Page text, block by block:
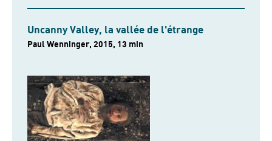
Uncanny Valley, la vallée de l'étrange
Paul Wenninger, 2015, 13 min